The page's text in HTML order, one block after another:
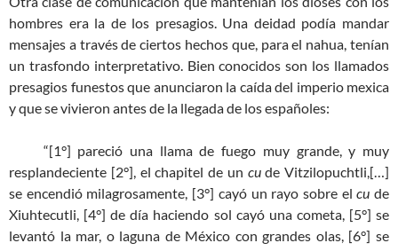
hombres era la de los presagios. Una deidad podía mandar
mensajes a través de ciertos hechos que, para el nahua, tenían
un trasfondo interpretativo. Bien conocidos son los llamados
presagios funestos que anunciaron la caída del imperio mexica
y que se vivieron antes de la llegada de los españoles:
“[1°] pareció una llama de fuego muy grande, y muy
resplandeciente [2°], el chapitel de un cude Vitzilopuchtli,[…]
se encendió milagrosamente, [3°] cayó un rayo sobre elcude
Xiuhtecutli, [4°] de día haciendo sol cayó una cometa, [5°] se
levantó la mar, o laguna de México con grandes olas, [6°] se